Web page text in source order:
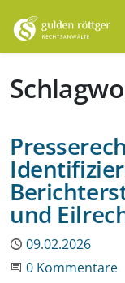
und
Publiziert
09.02.2026
Beginne eine
0 Kommentare